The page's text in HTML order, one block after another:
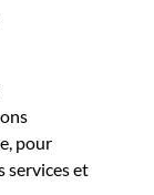
pour
services et